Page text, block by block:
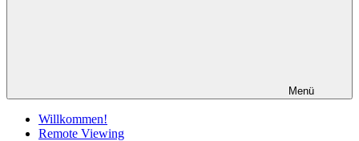
Menü
Willkommen!
Remote Viewing